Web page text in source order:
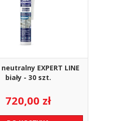
EXPERT LINE
biały - 30 szt.
720,00 zł